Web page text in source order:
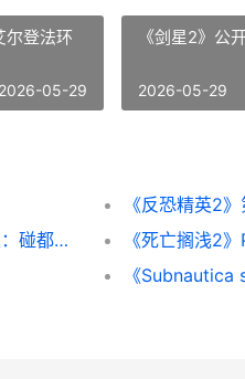
尔登法环
2026-05-29
《剑星2》公
2026-05-29
前V社编剧表示对《半条命3》毫无兴趣：碰都不想碰
《